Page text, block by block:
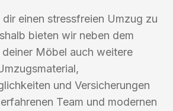
dir einen stressfreien Umzug zu
bieten wir neben dem
Möbel auch weitere
und Versicherungen
Team und modernen